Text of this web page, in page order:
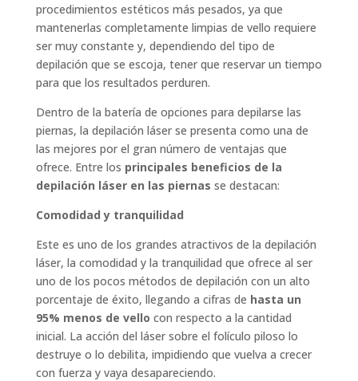
procedimientos estéticos más pesados, ya que
mantenerlas completamente limpias de vello requiere
ser muy constante y, dependiendo del tipo de
depilación que se escoja, tener que reservar un tiempo
para que los resultados perduren.
Dentro de la batería de opciones para depilarse las
piernas, la depilación láser se presenta como una de
las mejores por el gran número de ventajas que
ofrece. Entre los principales beneficios de la
depilación láser en las piernas se destacan:
Comodidad y tranquilidad
Este es uno de los grandes atractivos de la depilación
láser, la comodidad y la tranquilidad que ofrece al ser
uno de los pocos métodos de depilación con un alto
porcentaje de éxito, llegando a cifras de hasta un
95% menos de vello con respecto a la cantidad
inicial. La acción del láser sobre el folículo piloso lo
destruye o lo debilita, impidiendo que vuelva a crecer
con fuerza y vaya desapareciendo.